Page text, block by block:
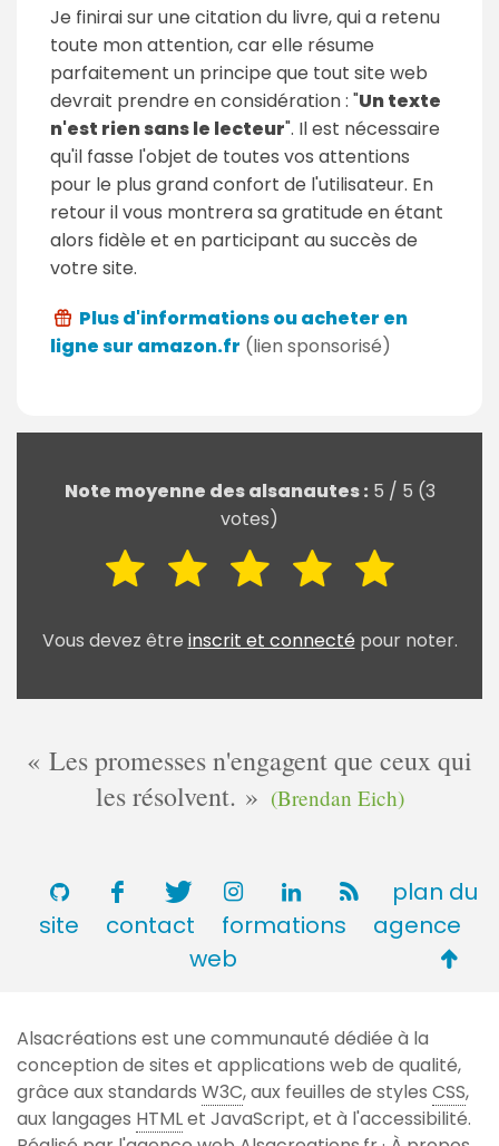
Je finirai sur une citation du livre, qui a retenu
toute mon attention, car elle résume
parfaitement un principe que tout site web
devrait prendre en considération : "Un texte
n'est rien sans le lecteur". Il est nécessaire
qu'il fasse l'objet de toutes vos attentions
pour le plus grand confort de l'utilisateur. En
retour il vous montrera sa gratitude en étant
alors fidèle et en participant au succès de
votre site.
Plus d'informations ou acheter en
ligne sur amazon.fr (lien sponsorisé)
Note moyenne des alsanautes : 5 / 5 (3
votes)
Vous devez être inscrit et connecté pour noter.
Les promesses n'engagent que ceux qui
les résolvent.
(Brendan Eich)
plan du
site
contact formations
agence
web
de
page
Alsacréations est une communauté dédiée à la
conception de sites et applications web de qualité,
grâce aux standards W3C, aux feuilles de styles CSS,
aux langages HTMLet JavaScript, et à l'accessibilité.